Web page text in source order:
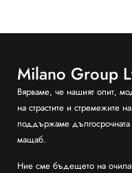
Milano Group
Вярваме, че нашият опит,
на страстите и стремежите
поддържаме дългосрочната
мащаб.
Ние сме бъдещето на